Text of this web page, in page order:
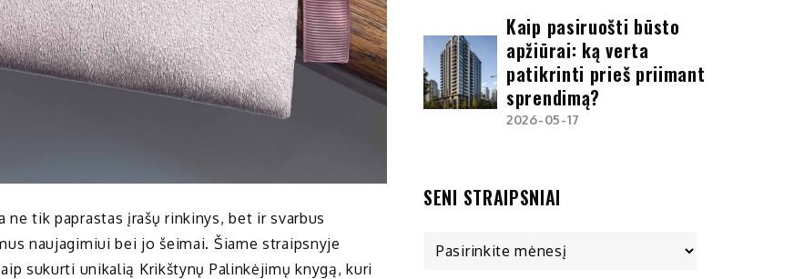
ne tik paprastas įrašų rinkinys, bet ir svarbus
naujagimiui bei jo šeimai. Šiame straipsnyje
sukurti unikalią Krikštynų Palinkėjimų knygą, kuri
Kaip pasiruošti būsto
apžiūrai: ką verta
patikrinti prieš priimant
sprendimą?
2026-05-17
SENI STRAIPSNIAI